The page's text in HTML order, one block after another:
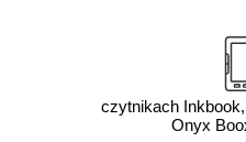
czytnikach
Onyx